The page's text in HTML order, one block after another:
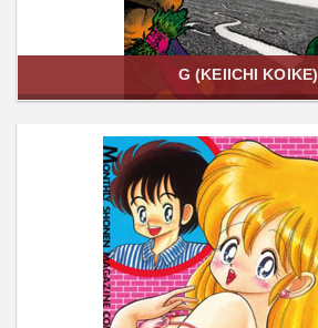
G (KEIICHI KOIKE)